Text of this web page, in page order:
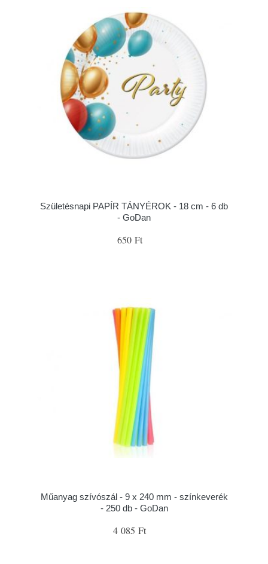
Születésnapi PAPÍR TÁNYÉROK - 18 cm - 6 db
- GoDan
650 Ft
Műanyag szívószál - 9 x 240 mm - színkeverék
- 250 db - GoDan
4 085 Ft